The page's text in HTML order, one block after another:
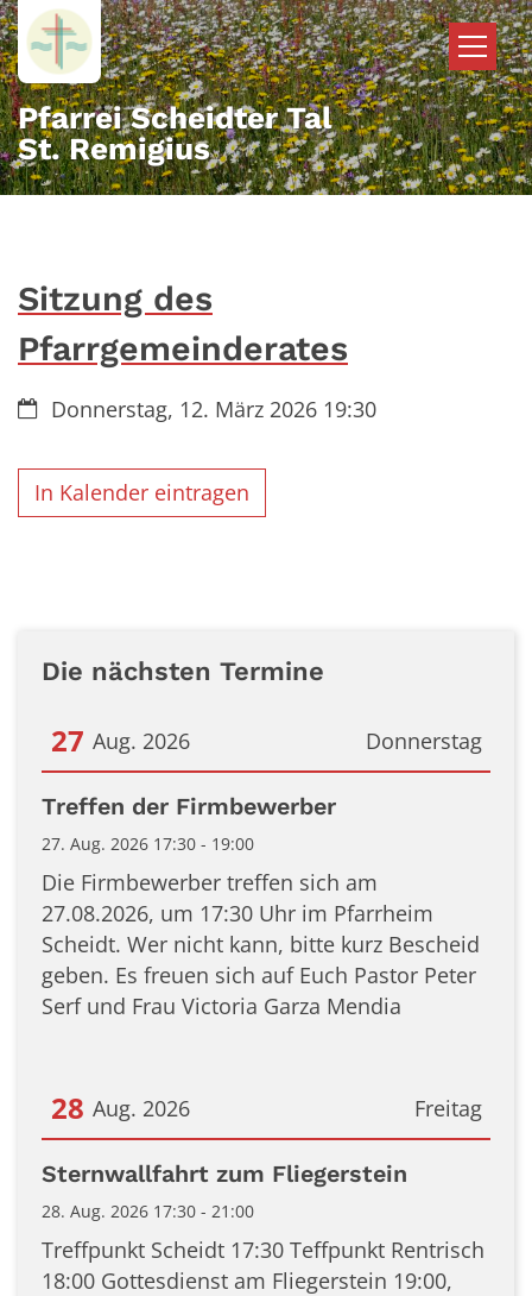
Zum Inhalt springen
Pfarrei Scheidter Tal
St. Remigius
Sitzung des
Pfarrgemeinderates
Datum:Donnerstag, 12. März 2026 19:30
In Kalender eintragen
Die nächsten Termine
Donnerstag
27 Aug. 2026
Datum: 27. August 2026
Treffen der Firmbewerber
27. Aug. 2026 17:30 - 19:00
Die Firmbewerber treffen sich am
27.08.2026, um 17:30 Uhr im Pfarrheim
Scheidt. Wer nicht kann, bitte kurz Bescheid
geben. Es freuen sich auf Euch Pastor Peter
Serf und Frau Victoria Garza Mendia
Freitag
28 Aug. 2026
Datum: 28. August 2026
Sternwallfahrt zum Fliegerstein
28. Aug. 2026 17:30 - 21:00
Treffpunkt Scheidt 17:30 Teffpunkt Rentrisch
18:00 Gottesdienst am Fliegerstein 19:00,